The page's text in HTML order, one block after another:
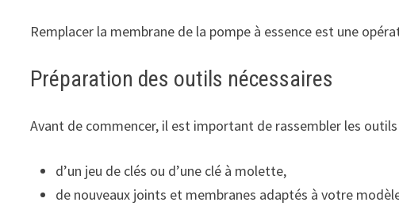
Remplacer la membrane de la pompe à essence est une
Préparation des outils nécessaires
Avant de commencer, il est important de rassembler les outils
d’un jeu de clés ou d’une clé à molette,
de nouveaux joints et membranes adaptés à votre